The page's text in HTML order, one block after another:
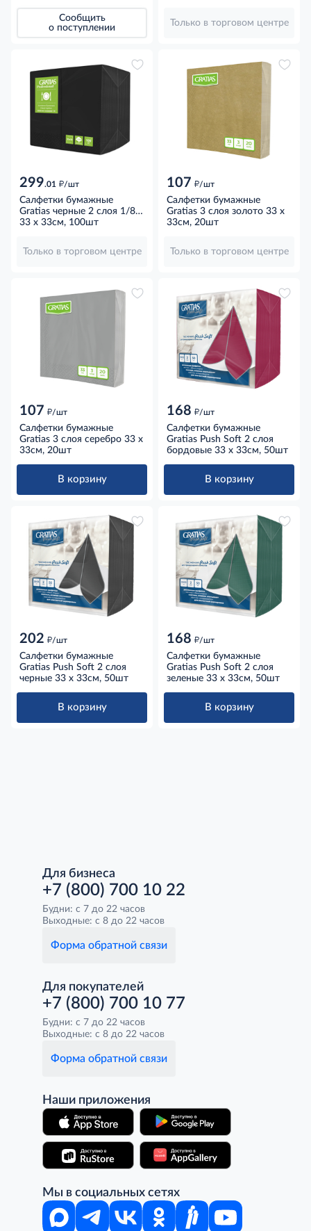
Сообщить
о поступлении
Только в торговом центре
299.01 д/шт
Салфетки бумажные
Gratias черные 2 слоя 1/8
сложенные 33 x 33см,
33 x 33см, 100шт
Только в торговом центре
107 д/шт
Салфетки бумажные
Gratias 3 слоя золото 33 x
33см, 20шт
Только в торговом центре
107 д/шт
Салфетки бумажные
Gratias 3 слоя серебро 33 x
33см, 20шт
В корзину
168 д/шт
Салфетки бумажные
Gratias Push Soft 2 слоя
бордовые 33 x 33см, 50шт
В корзину
202 д/шт
Салфетки бумажные
Gratias Push Soft 2 слоя
черные 33 x 33см, 50шт
В корзину
168 д/шт
Салфетки бумажные
Gratias Push Soft 2 слоя
зеленые 33 x 33см, 50шт
В корзину
Для бизнеса
+7 (800) 700 10 22
Будни: с 7 до 22 часов
Выходные: с 8 до 22 часов
Форма обратной связи
Для покупателей
+7 (800) 700 10 77
Будни: с 7 до 22 часов
Выходные: с 8 до 22 часов
Форма обратной связи
Наши приложения
Мы в социальных сетях